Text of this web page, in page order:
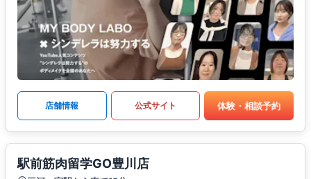
店舗情報 公式サイト 体験・相談予約
駅前筋肉留学GO豊川店